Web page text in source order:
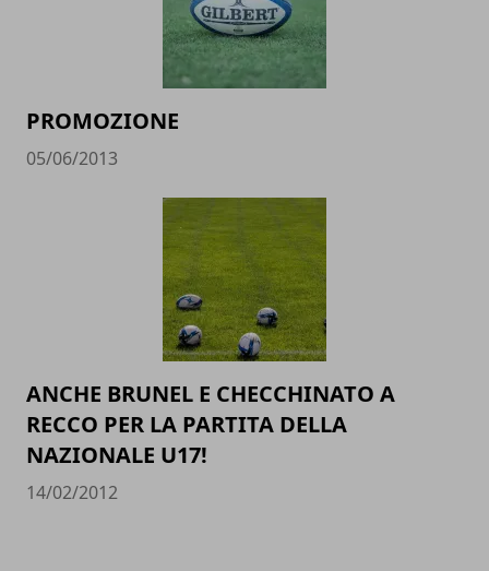
PROMOZIONE
05/06/2013
ANCHE BRUNEL E CHECCHINATO A
RECCO PER LA PARTITA DELLA
NAZIONALE U17!
14/02/2012